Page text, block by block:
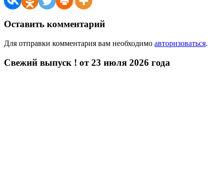
Оставить комментарий
Для отправки комментария вам необходимо авторизоваться.
Свежий выпуск ! от 23 июля 2026 года